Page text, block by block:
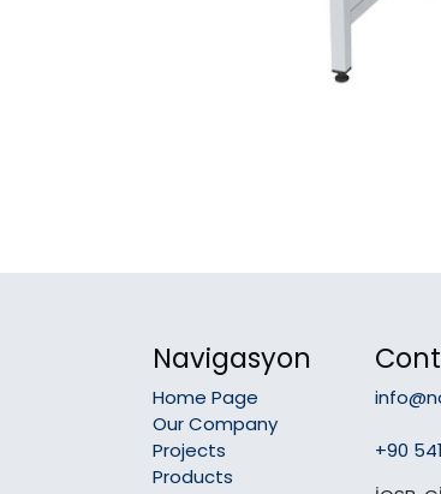
Navigasyon
Home Page
Our Company
Projects
Products
+90